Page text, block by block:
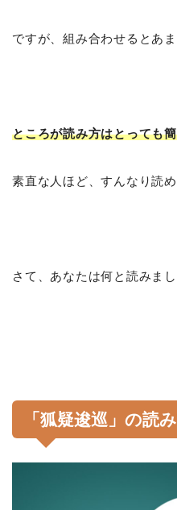
ですが、組み合わせるとあ
ところが読み方はとっても
素直な人ほど、すんなり読
さて、あなたは何と読みまし
「狐疑逡巡」の読